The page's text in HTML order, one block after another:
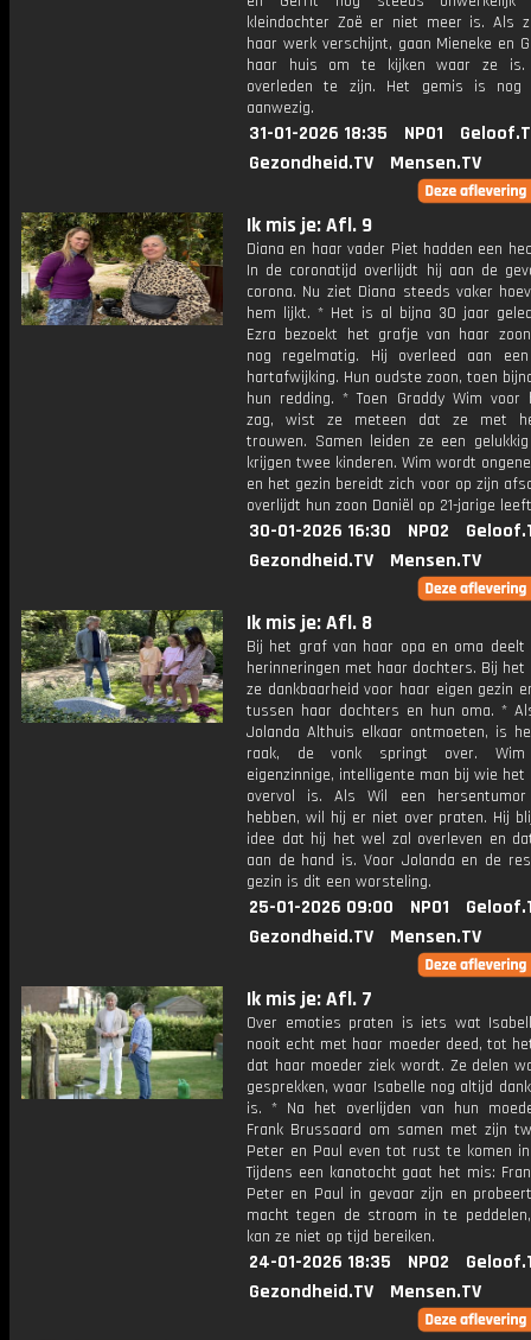
kleindochter Zoë er niet meer is. Als
haar werk verschijnt, gaan Mieneke en
haar huis om te kijken waar ze is.
overleden te zijn. Het gemis is nog
aanwezig.
31-01-2026 18:35 NPO1
Gezondheid.TV
Mensen.TV
Ik mis je: Afl. 9
Diana en haar vader Piet hadden een
In de coronatijd overlijdt hij aan de
corona. Nu ziet Diana steeds vaker
hem lijkt. * Het is al bijna 30 jaar
Ezra bezoekt het grafje van haar
nog regelmatig. Hij overleed aan
hartafwijking. Hun oudste zoon, toen
hun redding. * Toen Graddy Wim
zag, wist ze meteen dat ze met
trouwen. Samen leiden ze een
krijgen twee kinderen. Wim wordt
en het gezin bereidt zich voor op zijn
overlijdt hun zoon Daniël op 21-jarige
30-01-2026 16:30 NPO2
Gezondheid.TV
Mensen.TV
Ik mis je: Afl. 8
Bij het graf van haar opa en oma deelt
herinneringen met haar dochters. Bij
ze dankbaarheid voor haar eigen gezin
tussen haar dochters en hun oma. *
Jolanda Althuis elkaar ontmoeten, is
raak, de vonk springt over.
eigenzinnige, intelligente man bij wie
overvol is. Als Wil een
hebben, wil hij er niet over praten. Hij
idee dat hij het wel zal overleven en
aan de hand is. Voor Jolanda en de
gezin is dit een worsteling.
25-01-2026 09:00 NPO1
Gezondheid.TV
Mensen.TV
Ik mis je: Afl. 7
Over emoties praten is iets wat
nooit echt met haar moeder deed, tot
dat haar moeder ziek wordt. Ze delen
gesprekken, waar Isabelle nog altijd
is. * Na het overlijden van hun
Frank Brussaard om samen met zijn
Peter en Paul even tot rust te komen in
Tijdens een kanotocht gaat het mis:
Peter en Paul in gevaar zijn en
macht tegen de stroom in te
kan ze niet op tijd bereiken.
24-01-2026 18:35 NPO2
Gezondheid.TV
Mensen.TV